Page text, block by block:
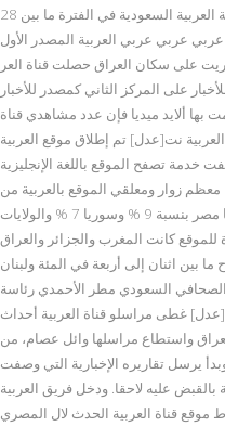
المرئي على عينة من سكان ومواطني المملكة العربية السعودية في الفترة ما بين 28
2006 كانت قناة عربي عربي عربي العربية المصدر الأول
أخرى أجريت على سكان العراق حصلت قناة العر
على المركز الثاني كمصدر للأخبار
دراسة قامت بها ألايد ميديا فإن عدد مشاهدي قناة
يقدر بـ 23,396,120 مشاهد.[13] العربية نت[عدل] تم إطلاق موقع العربية
العربية وأضيفت خدمة تصفح الموقع باللغة الإنجليزية
عام 2007 والفارسية والآردو عام 2008. معظم زوار ومعلقي الموقع بالعربية من
السعودية بنسبة 32 % من زوار الموقع تليها مصر بنسبة 9 % وسوريا 7 % والولايات
زيارة للموقع كانت المغرب والجزائر والعراق
بين اثنان إلى أربعة في المئة ولبنان
في المئة [14] و يشغل الصحافي السعودي مطر الأحمدي رئاسة
غطى مراسلو قناة العربية أحداث
واستطاع مراسلها وائل عصام، من
يرسل تقاريره الإخبارية التي وصفت
الأمريكية بالقبض عليه لاحقا. ودخل فريق العربية
قناة العربية الحدث لال المصري